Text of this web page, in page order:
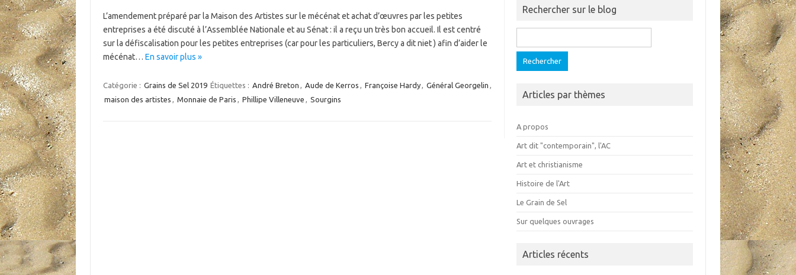
L’amendement préparé par la Maison des Artistes sur le mécénat et achat d’œuvres par les petites
entreprises a été discuté à l’Assemblée Nationale et au Sénat : il a reçu un très bon accueil. Il est centré
sur la défiscalisation pour les petites entreprises (car pour les particuliers, Bercy a dit niet ) afin d’aider le
mécénat… En savoir plus »
Catégorie : Grains de Sel 2019 Étiquettes : André Breton , Aude de Kerros , Françoise Hardy, Général Georgelin ,
maison des artistes , Monnaie de Paris , Phillipe Villeneuve , Sourgins
Rechercher sur le blog
Articles par thèmes
A propos
Art dit "contemporain", l'AC
Art et christianisme
Histoire de l'Art
Le Grain de Sel
Sur quelques ouvrages
Articles récents